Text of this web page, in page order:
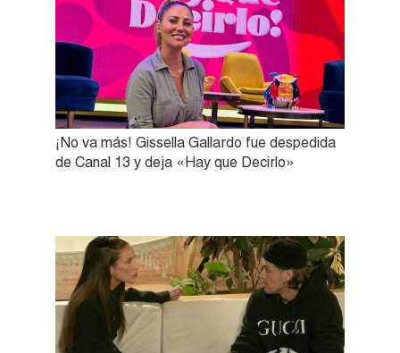
¡No va más! Gissella Gallardo fue despedida
de Canal 13 y deja «Hay que Decirlo»